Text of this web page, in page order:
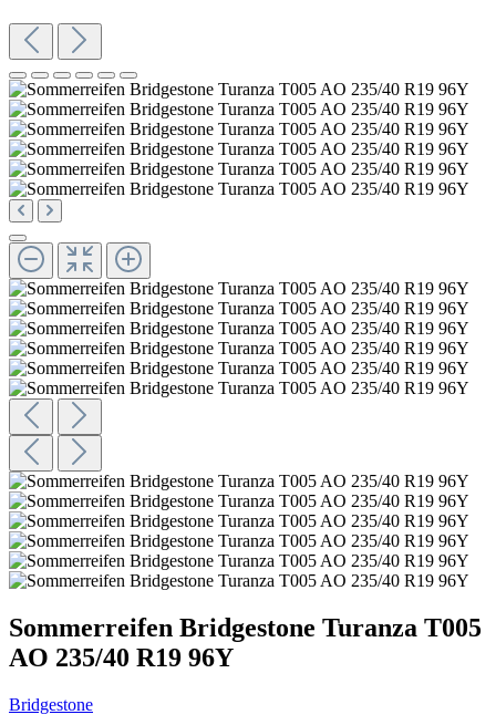
Sommerreifen Bridgestone Turanza T005
AO 235/40 R19 96Y
Bridgestone